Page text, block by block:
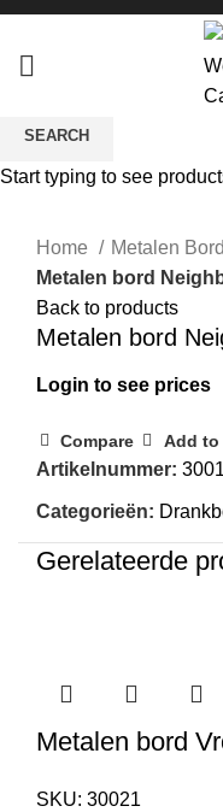
Home
Metalen
Metalen bord
Back to products
Metalen bord
Login to see prices
Compare Add
Artikelnummer:
Categorieën:
Gerelateerde
Metalen bord
SKU: 30021
SEARCH
Start typing to see